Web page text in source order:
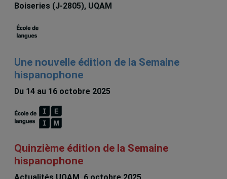
Boiseries (J-2805), UQAM
Une nouvelle édition de la Semaine
hispanophone
Du 14 au 16 octobre 2025
Quinzième édition de la Semaine
hispanophone